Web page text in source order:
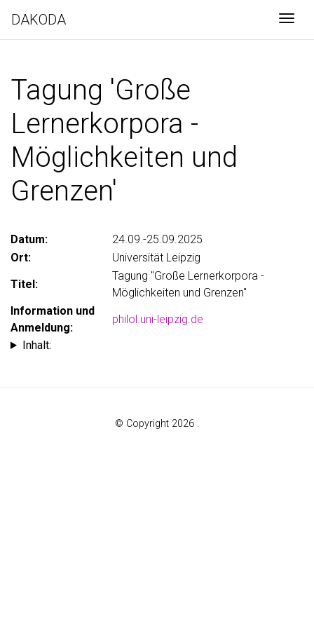
DAKODA
Tagung 'Große
Lernerkorpora -
Möglichkeiten und
Grenzen'
Datum:
24.09.-25.09.2025
Ort:
Universität Leipzig
Titel:
Tagung "Große Lernerkorpora -
Möglichkeiten und Grenzen"
Information und
Anmeldung:
philol.uni-leipzig.de
Inhalt:
© Copyright 2026 .